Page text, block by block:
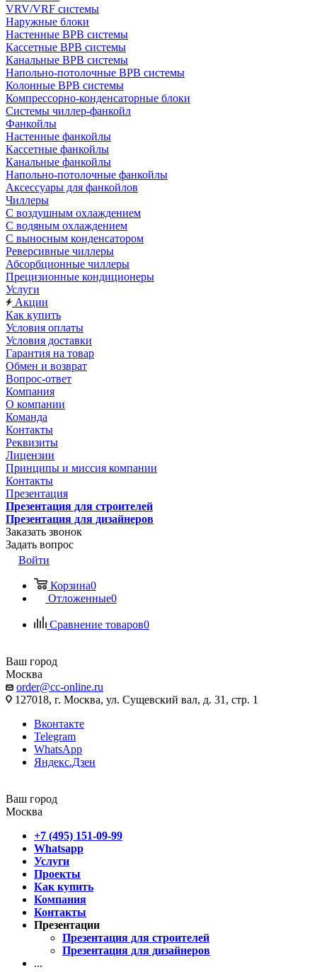
VRV/VRF системы
Наружные блоки
Настенные ВРВ системы
Кассетные ВРВ системы
Канальные ВРВ системы
Напольно-потолочные ВРВ системы
Колонные ВРВ системы
Компрессорно-конденсаторные блоки
Системы чиллер-фанкойл
Фанкойлы
Настенные фанкойлы
Кассетные фанкойлы
Канальные фанкойлы
Напольно-потолочные фанкойлы
Аксессуары для фанкойлов
Чиллеры
С воздушным охлаждением
С водяным охлаждением
С выносным конденсатором
Реверсивные чиллеры
Абсорбционные чиллеры
Прецизионные кондиционеры
Услуги
Акции
Как купить
Условия оплаты
Условия доставки
Гарантия на товар
Обмен и возврат
Вопрос-ответ
Компания
О компании
Команда
Контакты
Реквизиты
Лицензии
Принципы и миссия компании
Контакты
Презентация
Презентация для строителей
Презентация для дизайнеров
Заказать звонок
Задать вопрос
Войти
Корзина0
Отложенные0
Сравнение товаров0
Ваш город
Москва
order@cc-online.ru
127018, г. Москва, ул. Сущевский вал, д. 31, стр. 1
Вконтакте
Telegram
WhatsApp
Яндекс.Дзен
Ваш город
Москва
+7 (495) 151-09-99
Whatsapp
Услуги
Проекты
Как купить
Компания
Контакты
Презентации
Презентация для строителей
Презентация для дизайнеров
...